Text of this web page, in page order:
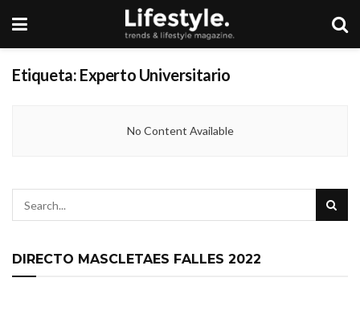
Etiqueta: Experto Universitario
No Content Available
DIRECTO MASCLETAES FALLES 2022